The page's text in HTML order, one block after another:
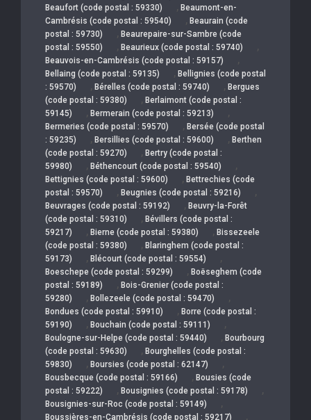
Beaufort (code postal : 59330) , Beaumont-en-
Cambrésis (code postal : 59540)
, Beaurain (code
postal : 59730)
, Beaurepaire-sur-Sambre (code
postal : 59550)
, Beaurieux (code postal : 59740) ,
Beauvois-en-Cambrésis (code postal : 59157) ,
Bellaing (code postal : 59135) , Bellignies (code postal
: 59570)
, Bérelles (code postal : 59740) , Bergues
(code postal : 59380)
, Berlaimont (code postal :
59145)
, Bermerain (code postal : 59213) ,
Bermeries (code postal : 59570) , Bersée (code postal
: 59235)
, Bersillies (code postal : 59600) , Berthen
(code postal : 59270)
, Bertry (code postal :
59980)
, Béthencourt (code postal : 59540) ,
Bettignies (code postal : 59600) , Bettrechies (code
postal : 59570)
, Beugnies (code postal : 59216) ,
Beuvrages (code postal : 59192) , Beuvry-la-Forêt
(code postal : 59310)
, Bévillers (code postal :
59217)
, Bierne (code postal : 59380) , Bissezeele
(code postal : 59380)
, Blaringhem (code postal :
59173)
, Blécourt (code postal : 59554) ,
Boeschepe (code postal : 59299) , Boëseghem (code
postal : 59189)
, Bois-Grenier (code postal :
59280)
, Bollezeele (code postal : 59470) ,
Bondues (code postal : 59910) , Borre (code postal :
59190)
, Bouchain (code postal : 59111) ,
Boulogne-sur-Helpe (code postal : 59440) , Bourbourg
(code postal : 59630)
, Bourghelles (code postal :
59830)
, Boursies (code postal : 62147) ,
Bousbecque (code postal : 59166) , Bousies (code
postal : 59222)
, Bousignies (code postal : 59178) ,
Bousignies-sur-Roc (code postal : 59149) ,
Boussières-en-Cambrésis (code postal : 59217) ,